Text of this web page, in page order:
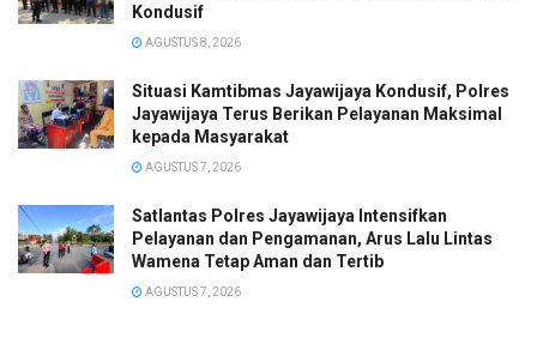
Kondusif
AGUSTUS 8, 2026
Situasi Kamtibmas Jayawijaya Kondusif, Polres
Jayawijaya Terus Berikan Pelayanan Maksimal
kepada Masyarakat
AGUSTUS 7, 2026
Satlantas Polres Jayawijaya Intensifkan
Pelayanan dan Pengamanan, Arus Lalu Lintas
Wamena Tetap Aman dan Tertib
AGUSTUS 7, 2026